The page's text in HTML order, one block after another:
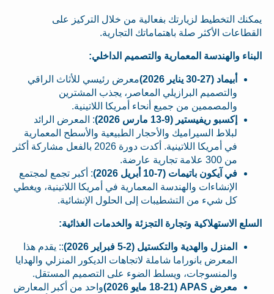
يمكنك التخطيط لزيارتك بفعالية من خلال التركيز على
القطاعات الأكثر صلة باهتماماتك التجارية.
البناء والهندسة المعمارية والتصميم الداخلي:
أبيماد (27-30 يناير 2026)
معرض رئيسي للأثاث الراقي
والتصميم البرازيلي المعاصر، يجذب المشترين
والمصممين من جميع أنحاء أمريكا اللاتينية.
إكسبو ريفيستير (9-13 مارس 2026)
: المعرض الرائد
لبلاط السيراميك والأحجار الطبيعية والأسطح المعمارية
في أمريكا اللاتينية. أكدت دورة 2026 بالفعل مشاركة أكثر
من 300 علامة تجارية عارضة.
في آيكون باتيمات (7-10 أبريل 2026)
: أكبر تجمع لمجتمع
الإنشاءات والهندسة المعمارية في أمريكا اللاتينية، ويغطي
كل شيء من التشطيبات إلى الحلول الإنشائية.
السلع الاستهلاكية وتجارة التجزئة والخدمات الغذائية:
المنزل والهدية والتكستيل (2-5 فبراير 2026)
:: يقدم هذا
المعرض بانوراما شاملة لاتجاهات الديكور المنزلي والهدايا
والمنسوجات، ويسلط الضوء على التصميم المستقل.
معرض APAS (18-21 مايو 2026)
واحد من أكبر المعارض